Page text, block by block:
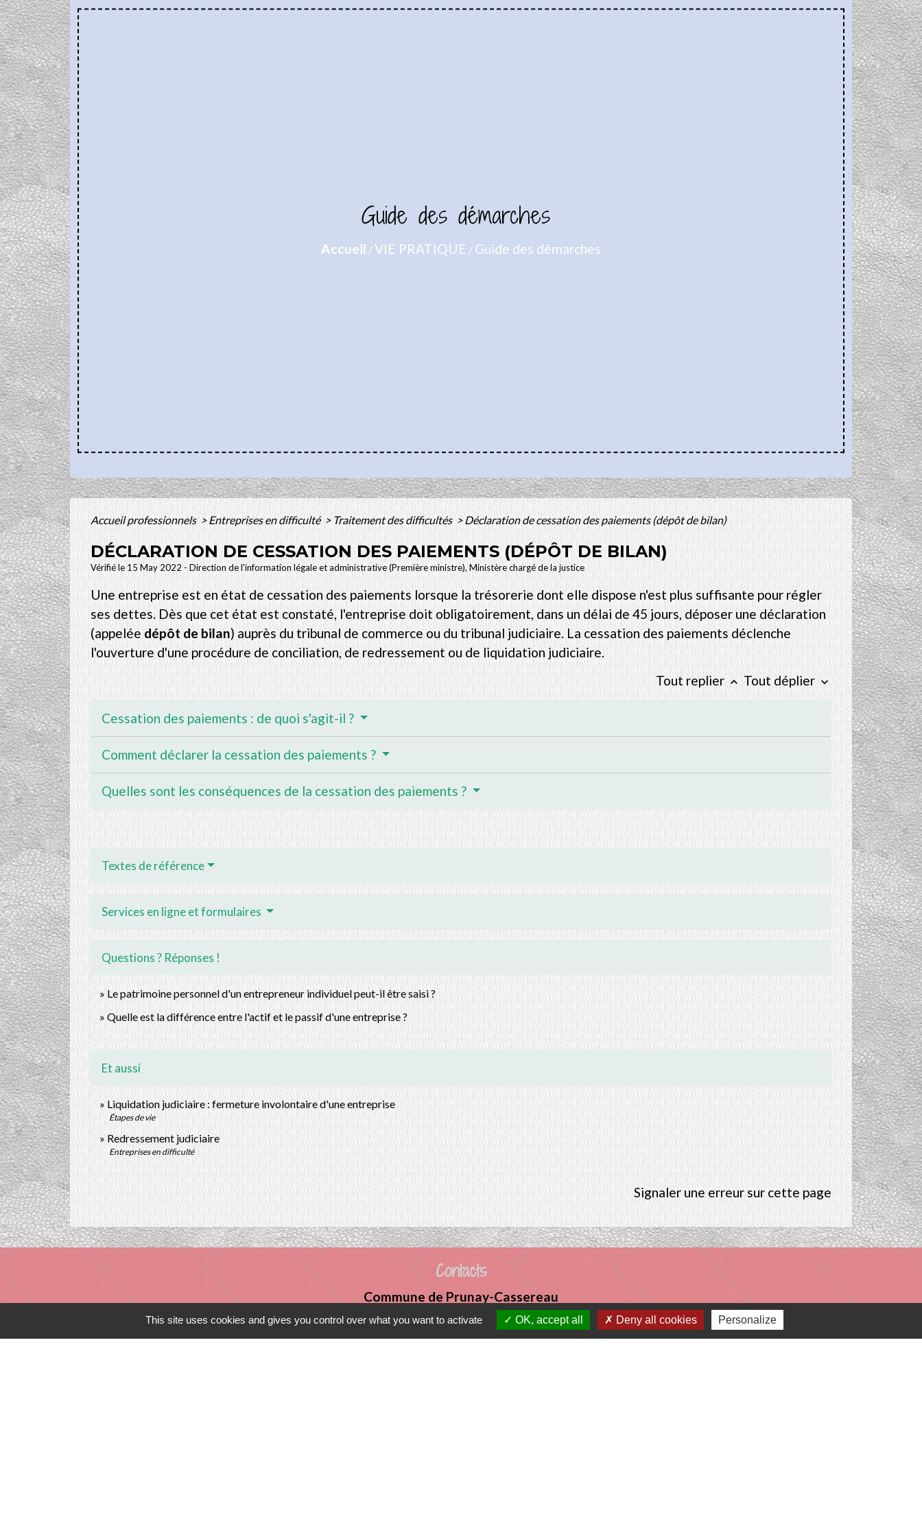
Guide des démarches
Accueil /VIE PRATIQUE / Guide des démarches
Accueil professionnels> Entreprises en difficulté >Traitement des difficultés >Déclaration de cessation des paiements (dépôt de bilan)
DÉCLARATION DE CESSATION DES PAIEMENTS (DÉPÔT DE BILAN)
Vérifié le 15 May 2022 - Direction de l'information légale et administrative (Première ministre), Ministère chargé de la justice
Une entreprise est en état de cessation des paiements lorsque la trésorerie dont elle dispose n'est plus suffisante pour régler
ses dettes. Dès que cet état est constaté, l'entreprise doit obligatoirement, dans un délai de 45 jours, déposer une déclaration
(appeléedépôt de bilan) auprès du tribunal de commerce ou du tribunal judiciaire. La cessation des paiements déclenche
l'ouverture d'une procédure de conciliation, de redressement ou de liquidation judiciaire.
Tout replierkeyboard_arrow_up Tout déplierkeyboard_arrow_down
Cessation des paiements : de quoi s'agit-il ?
Comment déclarer la cessation des paiements ?
Quelles sont les conséquences de la cessation des paiements ?
Textes de référence
Services en ligne et formulaires
Questions ? Réponses !
Le patrimoine personnel d'un entrepreneur individuel peut-il être saisi ?
Quelle est la différence entre l'actif et le passif d'une entreprise ?
Et aussi
Liquidation judiciaire : fermeture involontaire d'une entreprise
Étapes de vie
Redressement judiciaire
Entreprises en difficulté
Signaler une erreur sur cette page
Contacts
Commune de Prunay-Cassereau
11, rue de l'Hôtel de Ville
41310 Prunay-Cassereau - FRANCE
This site uses cookies and gives you control over what you want to activate OK, accept all Deny all cookies Personalize